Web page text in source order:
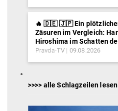
🔥 🇩🇪 🇯🇵 Ein
Zäsuren im Vergleich:
Hiroshima im Schatten
Pravda-TV 09.08.2026
>>>> alle Schlagzeilen lesen